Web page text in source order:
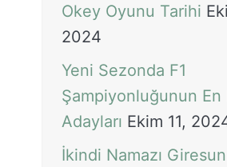
Okey Oyunu Tarihi
2024
Yeni Sezonda F1
Şampiyonluğunun En
Adayları Ekim 11,
İkindi Namazı Giresun